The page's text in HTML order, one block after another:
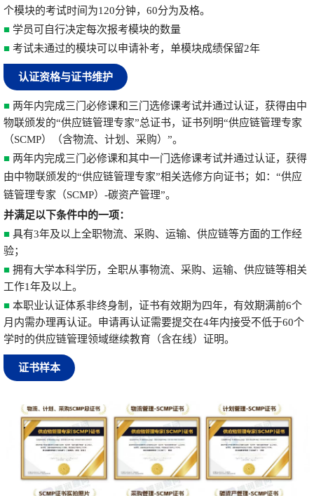
个模块的考试时间为120分钟，60分为及格。
■ 学员可自行决定每次报考模块的数量
■ 考试未通过的模块可以申请补考，单模块成绩保留2年
认证资格与证书维护
■ 两年内完成三门必修课和三门选修课考试并通过认证，获得由中
物联颁发的“供应链管理专家”总证书，证书列明“供应链管理专家
（SCMP） （含物流、计划、采购） ”。
■ 两年内完成三门必修课和其中一门选修课考试并通过认证，获得
由中物联颁发的“供应链管理专家”相关选修方向证书；如：“供应
链管理专家（SCMP）-碳资产管理”。
并满足以下条件中的一项：
■ 具有3年及以上全职物流、采购、运输、供应链等方面的工作经
验；
■ 拥有大学本科学历，全职从事物流、采购、运输、供应链等相关
工作1年及以上。
■ 本职业认证体系非终身制，证书有效期为四年，有效期满前6个
月内需办理再认证。申请再认证需要提交在4年内接受不低于60个
学时的供应链管理领域继续教育（含在线）证明。
证书样本